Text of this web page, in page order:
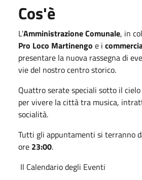
Cos'è
L'Amministrazione Comunale, in
Pro Loco Martinengo e i
presentare la nuova rassegna di
vie del nostro centro storico.
Quattro serate speciali sotto il
per vivere la città tra musica,
socialità.
Tutti gli appuntamenti si terranno
ore 23:00.
Il Calendario degli Eventi